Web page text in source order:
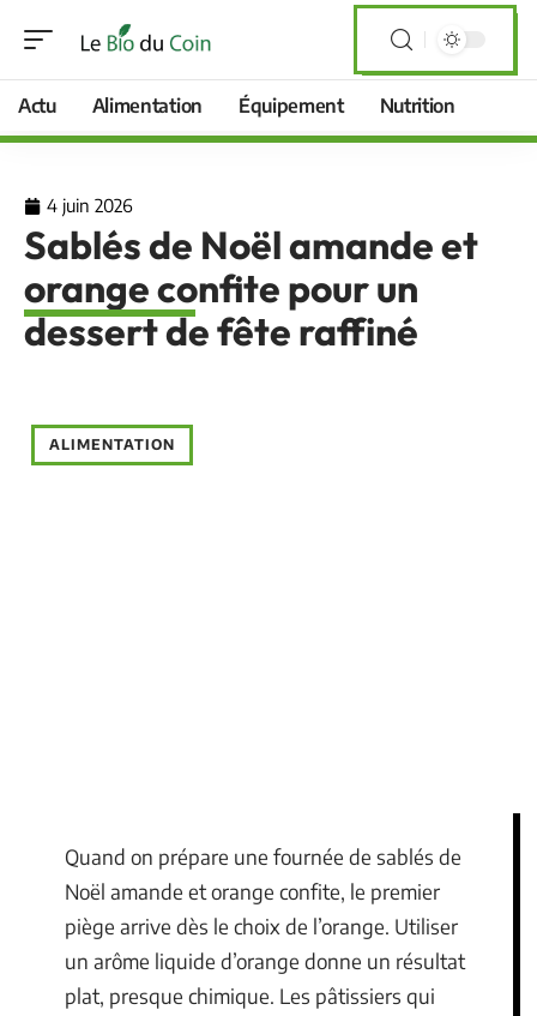
Actu Alimentation Équipement Nutrition
4 juin 2026
Sablés de Noël amande et
orange confite pour un
dessert de fête raffiné
ALIMENTATION
Quand on prépare une fournée de sablés de
Noël amande et orange confite, le premier
piège arrive dès le choix de l’orange. Utiliser
un arôme liquide d’orange donne un résultat
plat, presque chimique. Les pâtissiers qui